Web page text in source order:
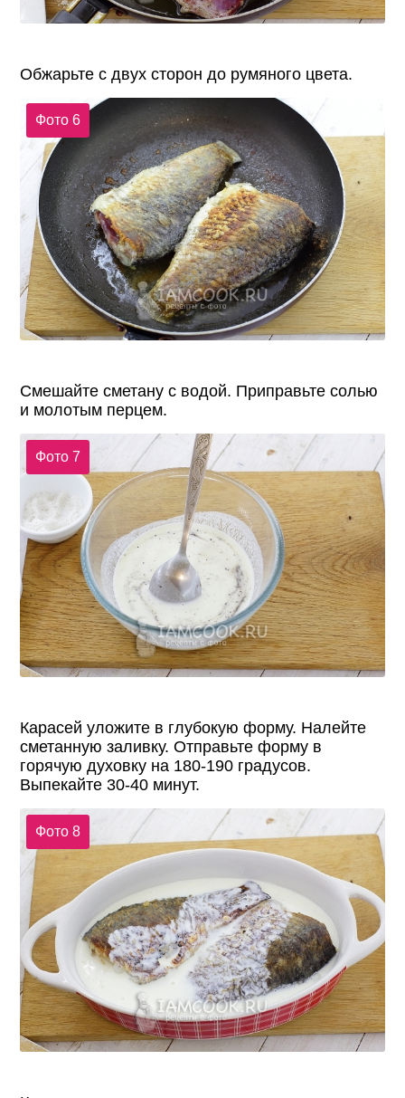
Обжарьте с двух сторон до румяного цвета.
Фото 6
Смешайте сметану с водой. Приправьте солью
и молотым перцем.
Фото 7
Карасей уложите в глубокую форму. Налейте
сметанную заливку. Отправьте форму в
горячую духовку на 180-190 градусов.
Выпекайте 30-40 минут.
Фото 8